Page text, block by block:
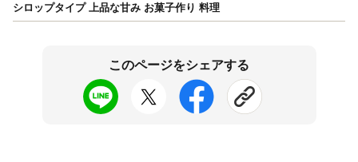
シロップタイプ 上品な甘み お菓子作り 料理
このページをシェアする